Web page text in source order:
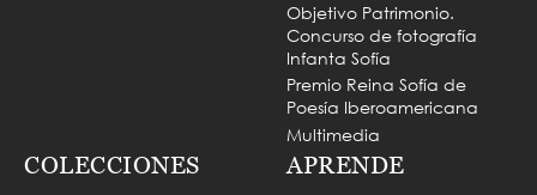
Objetivo Patrimonio.
Concurso de fotografía
Infanta Sofía
Premio Reina Sofía de
Poesía Iberoamericana
Multimedia
COLECCIONES APRENDE